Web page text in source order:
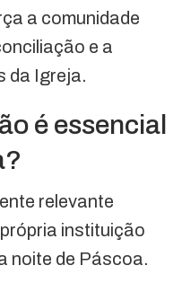
a comunidade
e a
da Igreja.
é essencial
relevante
instituição
noite de Páscoa.